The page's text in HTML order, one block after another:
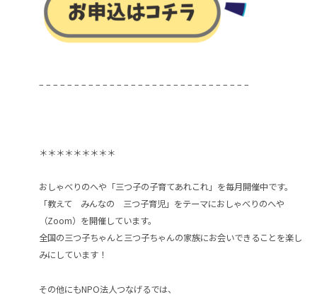
– – – – – – – – – – – – – – – – – – – – – – – – – – – – – –
＊＊＊＊＊＊＊＊＊
おしゃべりのへや「三つ子の子育てあれこれ」を毎月開催中です。
「教えて みんなの 三つ子育児」をテーマにおしゃべりのへや
（Zoom）を開催しています。
全国の三つ子ちゃんと三つ子ちゃんの家族にお会いできることを楽し
みにしています！
その他にもNPO法人つなげるでは、